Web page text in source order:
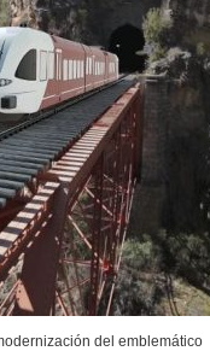
del emblemático